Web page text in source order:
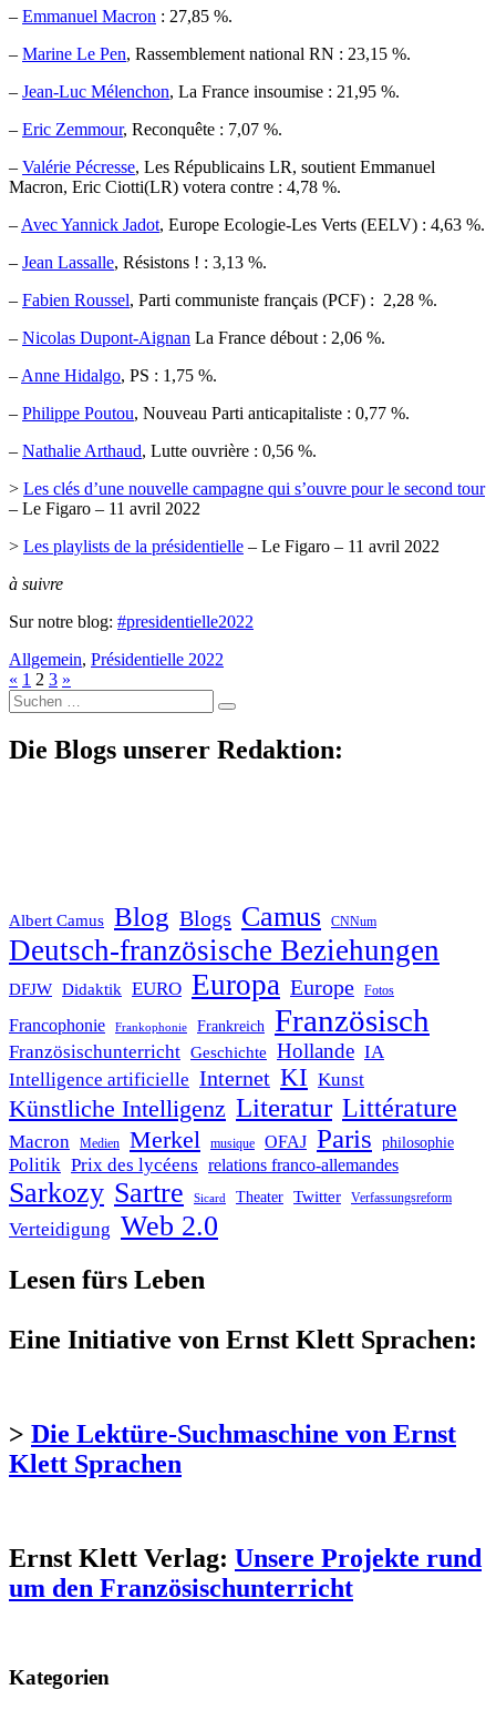
– Emmanuel Macron : 27,85 %.
– Marine Le Pen, Rassemblement national RN : 23,15 %.
– Jean-Luc Mélenchon, La France insoumise : 21,95 %.
– Eric Zemmour, Reconquête : 7,07 %.
– Valérie Pécresse, Les Républicains LR, soutient Emmanuel
Macron, Eric Ciotti(LR) votera contre : 4,78 %.
–Avec Yannick Jadot, Europe Ecologie-Les Verts (EELV) : 4,63 %.
– Jean Lassalle, Résistons ! : 3,13 %.
– Fabien Roussel, Parti communiste français (PCF) : 2,28 %.
– Nicolas Dupont-Aignan La France débout : 2,06 %.
–Anne Hidalgo, PS : 1,75 %.
– Philippe Poutou, Nouveau Parti anticapitaliste : 0,77 %.
– Nathalie Arthaud, Lutte ouvrière : 0,56 %.
> Les clés d’une nouvelle campagne qui s’ouvre pour le second tour
– Le Figaro – 11 avril 2022
> Les playlists de la présidentielle – Le Figaro – 11 avril 2022
à suivre
Sur notre blog: #presidentielle2022
Allgemein, Présidentielle 2022
« 1 2 3 »
Suche
nach:
Die Blogs unserer Redaktion:
Albert Camus Blog Blogs Camus CNNum
Deutsch-französische Beziehungen
DFJW Didaktik EURO Europa Europe Fotos
Francophonie Frankophonie Frankreich Französisch
Französischunterricht Geschichte Hollande IA
Intelligence artificielle Internet KI Kunst
Künstliche Intelligenz Literatur Littérature
Macron Medien Merkel musique OFAJ Paris philosophie
Politik Prix des lycéens relations franco-allemandes
Sarkozy Sartre Sicard Theater Twitter Verfassungsreform
Verteidigung Web 2.0
Lesen fürs Leben
Eine Initiative von Ernst Klett Sprachen:
> Die Lektüre-Suchmaschine von Ernst
Klett Sprachen
Ernst Klett Verlag: Unsere Projekte rund
um den Französischunterricht
Kategorien